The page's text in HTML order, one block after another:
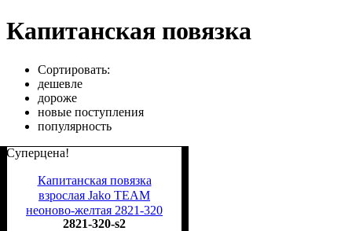
Капитанская повязка
Сортировать:
дешевле
дороже
новые поступления
популярность
Суперцена!
Капитанская повязка
взрослая Jako TEAM
неоново-желтая 2821-320
2821-320-s2